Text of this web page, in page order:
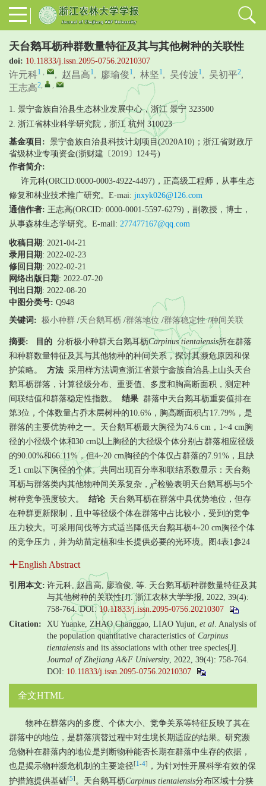
天台鹅耳枥种群数量特征及其与其他树种的关联性
doi: 10.11833/j.issn.2095-0756.20210307
许元科1 , , 赵昌高1, 廖瑜俊1, 林坚1, 吴传波1, 吴初平2,
王志高2, ,
1. 景宁畲族自治县生态林业发展中心，浙江 景宁 323500
2. 浙江省林业科学研究院，浙江 杭州 310023
基金项目: 景宁畲族自治县科技计划项目(2020A10)；浙江省财政厅
省级林业专项资金(浙财建〔2019〕124号)
作者简介:
许元科(ORCID:0000-0003-4922-4497)，正高级工程师，从事生态
修复和林业技术推广研究。E-mai: jnxyk026@126.com
通信作者: 王志高(ORCID: 0000-0001-5597-6279)，副教授，博士，
从事森林生态学研究。E-mail: 277477167@qq.com
收稿日期 : 2021-04-21
录用日期 : 2022-02-23
修回日期 : 2022-02-21
网络出版日期 : 2022-07-20
刊出日期 : 2022-08-20
中图分类号: Q948
关键词: 极小种群 /天台鹅耳枥 /群落地位 /群落稳定性/种间关联
摘要: 目的 分析极小种群天台鹅耳枥Carpinus tientaiensis所在群落
和种群数量特征及其与其他物种的种间关系，探讨其濒危原因和保
护策略。
方法 采用样方法调查浙江省景宁畲族自治县上山头天台
鹅耳枥群落，计算径级分布、重要值、多度和胸高断面积，测定种
间联结值和群落稳定性指数。
结果 群落中天台鹅耳枥重要值排在
第3位，个体数量占乔木层树种的10.6%，胸高断面积占17.79%，是
群落的主要优势种之一。天台鹅耳枥最大胸径为74.6 cm，1~4 cm胸
径的小径级个体和30 cm以上胸径的大径级个体分别占群落相应径级
的90.00%和66.11%，但4~20 cm胸径的个体仅占群落的7.91%，且缺
乏1 cm以下胸径的个体。共同出现百分率和联结系数显示：天台鹅
耳枥与群落类内其他物种间关系复杂， χ2检验表明天台鹅耳枥与5个
树种竞争强度较大。
结论 天台鹅耳枥在群落中具优势地位，但存
在种群更新限制，且中等径级个体在群落中占比较小，受到的竞争
压力较大。可采用间伐等方式适当降低天台鹅耳枥4~20 cm胸径个体
的竞争压力，并为幼苗定植和生长提供必要的光环境。图4表1参24
English Abstract
引用本文: 许元科, 赵昌高, 廖瑜俊, 等. 天台鹅耳枥种群数量特征及其
与其他树种的关联性[J]. 浙江农林大学学报, 2022, 39(4):
758-764.DOI:10.11833/j.issn.2095-0756.20210307
Citation:
XU Yuanke, ZHAO Changgao, LIAO Yujun, et al . Analysis of
the population quantitative characteristics of Carpinus
tientaiensis and its associations with other tree species[J].
Journal of Zhejiang A&F University, 2022, 39(4): 758-764.
DOI: 10.11833/j.issn.2095-0756.20210307
全文HTML
物种在群落内的多度、个体大小、竞争关系等特征反映了其在
群落中的地位，是群落演替过程中对生境长期适应的结果。研究濒
危物种在群落内的地位是判断物种能否长期在群落中生存的依据，
也是揭示物种濒危机制的主要途径[1 -4]
，为针对性开展科学有效的保
护措施提供基础[5] 。天台鹅耳枥Carpinus tientaiensis分布区域十分狭